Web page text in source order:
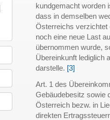
kundgemacht worden
dass in demselben
Österreichs verzichtet
noch eine neue Last
übernommen wurde,
Übereinkunft lediglich
darstelle. [3]
Art. 1 des
Gebäudebesitz sowie
Österreich bezw. in
direkten